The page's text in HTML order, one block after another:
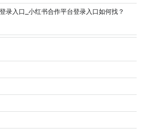
录入口_小红书合作平台登录入口如何找？